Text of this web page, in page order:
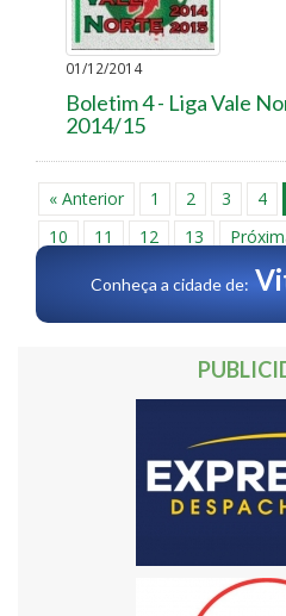
01/12/2014
Boletim 4 - Liga Vale
2014/15
« Anterior 1 2 3 4
10
11 12 13
Conheça a cidade de: